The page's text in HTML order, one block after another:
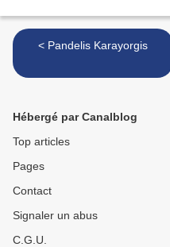
< Pandelis Karayorgis
Hébergé par Canalblog
Top articles
Pages
Contact
Signaler un abus
C.G.U.